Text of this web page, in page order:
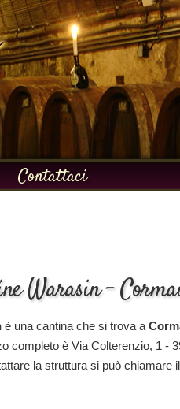
Contattaci
Warasin -
è una cantina che si trova a
completo è Via Colterenzio, 1 -
la struttura si può chiamare